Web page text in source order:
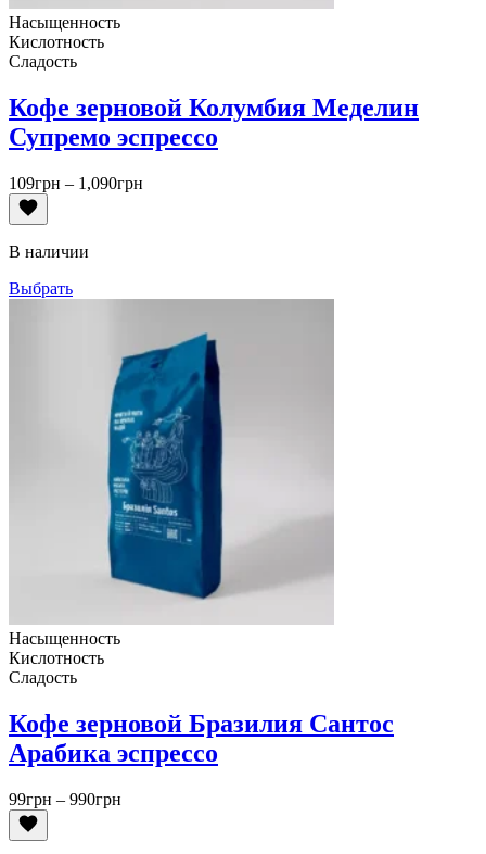
Насыщенность
Кислотность
Сладость
Кофе зерновой Колумбия Меделин
Супремо эспрессо
109грн – 1,090грн
В наличии
Выбрать
Насыщенность
Кислотность
Сладость
Кофе зерновой Бразилия Сантос
Арабика эспрессо
99грн – 990грн